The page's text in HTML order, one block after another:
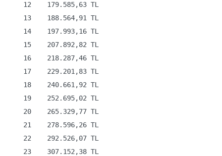
    12    179.585,63 TL
    13    188.564,91 TL
    14    197.993,16 TL
    15    207.892,82 TL
    16    218.287,46 TL
    17    229.201,83 TL
    18    240.661,92 TL
    19    252.695,02 TL
    20    265.329,77 TL
    21    278.596,26 TL
    22    292.526,07 TL
    23    307.152,38 TL